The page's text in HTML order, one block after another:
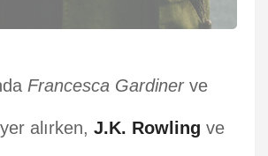
Francesca Gardinerve
alırken, J.K. Rowling ve